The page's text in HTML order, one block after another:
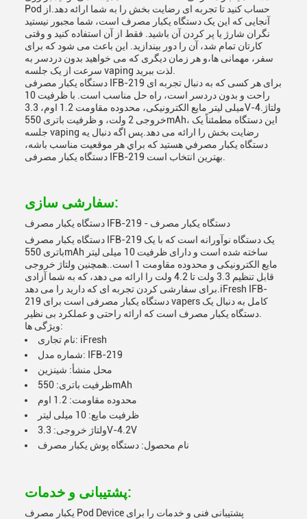
Pod حساب کنید تا تجربه ای رضایت بخش را به شما ارائه دهد.از
آنجایی که این یک دستگاه یکبار مصرف است، شما مجبور نیستید
نگران شارژ یا پر کردن آن باشید. فقط از آن استفاده کنید و وقتی
کارتان تمام شد، آن را دور بیندازید. این باعث می شود که برای
سفر، مهمانی ها،و هر زمان دیگری که می خواهید بدون دردسر به
دستگاه یکبار مصرفی IFB-219 برای هر کسی که به دنبال تجربه ای
راحت و بدون دردسر است، راه حل مناسب است. با ظرفیت 10
میلی لیتر مایع الکترونیکی، محدوده مقاومت 1.2 اوم، 3.3V-4.ولتاژ
خروجی 2 ولت، و ظرفیت باتری 550mAh، این دستگاه مطمئناً یک
جلسه vaping رضایت بخش را ارائه می دهد.پس اگه دنبال يه
دستگاه يکبار مصرفي هستيد که براي هر موقعيت مناسب باشه،
سفارشی سازی:
دستگاه یکبار مصرف IFB-219 - دستگاه یکبار مصرف
دستگاه یکبار مصرف IFB-219 یک دستگاه نوآورانه است که با یک
باتری 550mAh ساخته شده است و دارای ظرفیت 10 میلی لیتر
مایع الکترونیکی و محدوده مقاومت 1 است..همچنین ولتاژ خروجی
قابل تنظیم 3.3 ولت تا 4.2 ولت را ارائه می دهد، که به شما آزادی
برای سفارشی کردن تجربه ای که دارید را می دهد.iFresh IFB-
219 دستگاه یکبار مصرفی است برای vapers کامل به دنبال یک
ویژگی ها:
نام تجاری: iFresh
شماره مدل: IFB-219
محل منشأ: شینزین
ظرفیت باتری: 550mAh
محدوده مقاومت: 1.2 اوم
ظرفیت مایع: 10 میلی لیتر
ولتاژ خروجی: 3.3V-4.2V
نام محصول: دستگاه پوش یکبار مصرف
پشتیبانی و خدمات:
یکبار مصرف Pod Device پشتیبانی فنی و خدمات را برای